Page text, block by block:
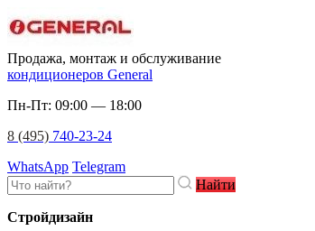
Продажа, монтаж и обслуживание
кондиционеров General
Пн-Пт: 09:00 — 18:00
8 (495) 740-23-24
WhatsApp Telegram
Найти
Стройдизайн